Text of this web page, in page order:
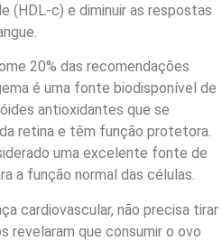
(HDL-c) e diminuir as respostas
20% das recomendações
é uma fonte biodisponível de
antioxidantes que se
retina e têm função protetora.
uma excelente fonte de
a função normal das células.
cardiovascular, não precisa tirar
revelaram que consumir o ovo